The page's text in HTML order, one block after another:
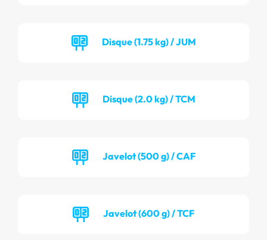
Disque (1.75 kg) / JUM
Disque (2.0 kg) / TCM
Javelot (500 g) / CAF
Javelot (600 g) / TCF